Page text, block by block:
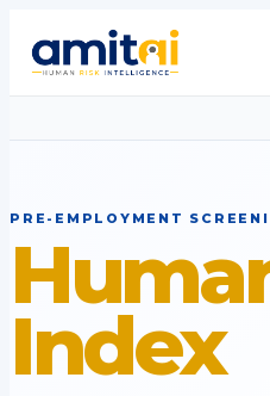
PRE-EMPLOYMENT
Index